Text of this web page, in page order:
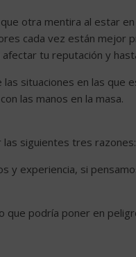
otra mentira al estar
cada vez están mejor
tu reputación y
situaciones en las que
las manos en la masa.
siguientes tres razones:
y experiencia, si
podría poner en